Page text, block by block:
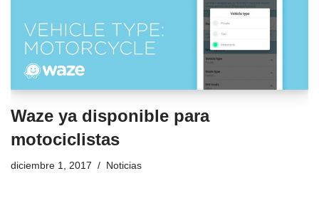
Waze ya disponible para
motociclistas
diciembre 1, 2017 Noticias